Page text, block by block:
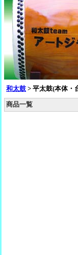
和太鼓 > 平太鼓(本体・
商品一覧